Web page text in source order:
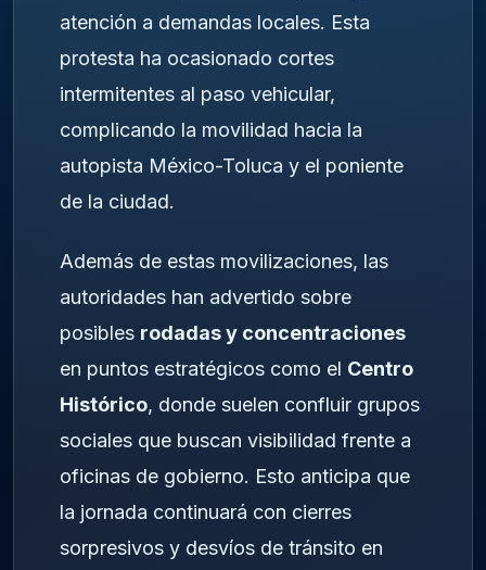
atención a demandas locales. Esta
protesta ha ocasionado cortes
intermitentes al paso vehicular,
complicando la movilidad hacia la
autopista México-Toluca y el poniente
de la ciudad.
Además de estas movilizaciones, las
autoridades han advertido sobre
posibles rodadas y concentraciones
en puntos estratégicos como el Centro
Histórico, donde suelen confluir grupos
sociales que buscan visibilidad frente a
oficinas de gobierno. Esto anticipa que
la jornada continuará con cierres
sorpresivos y desvíos de tránsito en